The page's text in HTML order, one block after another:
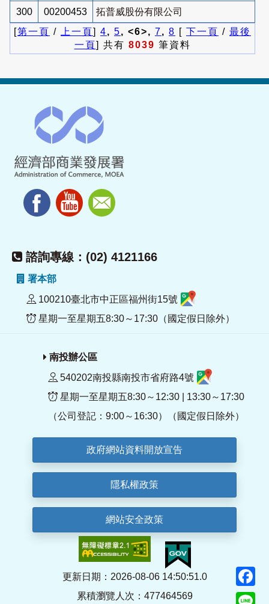
300 00200453
拓普威股份有限公司
[第一頁 / 上一頁] 4, 5, <6>, 7, 8 [ 下一頁 / 最後
一頁] 共有 8039 筆資料
諮詢專線：(02) 4121166
署本部
100210臺北市中正區福州街15號
星期一至星期五8:30～17:30（國定假日除外）
南投辦公區
540202南投縣南投市省府路4號
星期一至星期五8:30～12:30 | 13:30～17:30
（公司登記：9:00～16:30）（國定假日除外）
政府網站資料開放宣告
隱私權政策
網站安全政策
更新日期：2026-08-06 14:50:51.0
累積瀏覽人次：477464569